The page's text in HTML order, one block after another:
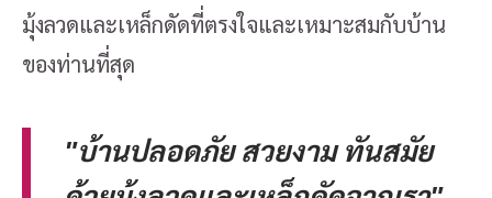
มุ้งลวดและเหล็กดัดที่ตรงใจและเหมาะสมกับบ้าน
ของท่านที่สุด
"บ้านปลอดภัย สวยงาม ทันสมัย